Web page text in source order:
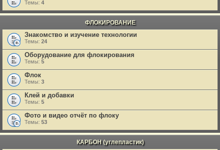
Темы: 4
ФЛОКИРОВАНИЕ
Знакомство и изучение технологии
Темы: 24
Оборудование для флокирования
Темы: 5
Флок
Темы: 3
Клей и добавки
Темы: 5
Фото и видео отчёт по флоку
Темы: 53
КАРБОН (углепластик)